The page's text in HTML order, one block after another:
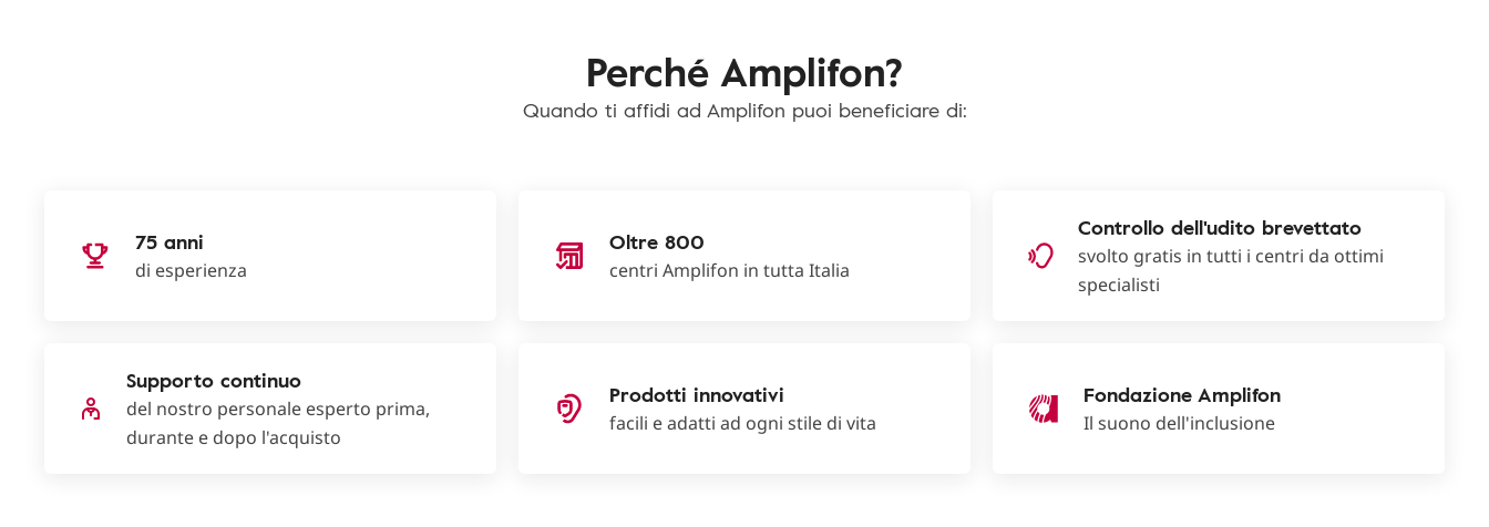
Perché Amplifon?
Quando ti affidi ad Amplifon puoi beneficiare di:
75 anni
di esperienza
Oltre 800
centri Amplifon in tutta Italia
Controllo dell'udito brevettato
svolto gratis in tutti i centri da ottimi
specialisti
Supporto continuo
del nostro personale esperto prima,
durante e dopo l'acquisto
Prodotti innovativi
facili e adatti ad ogni stile di vita
Fondazione Amplifon
Il suono dell'inclusione